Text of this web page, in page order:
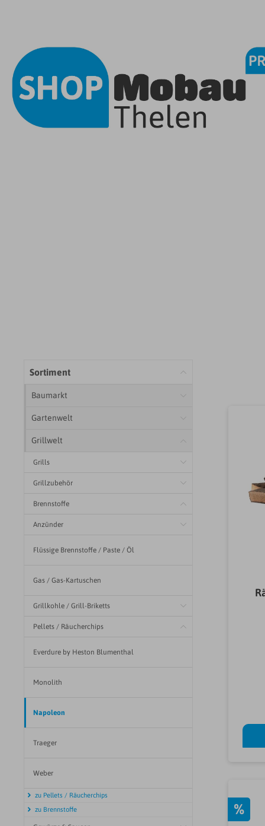
Sortiment
Baumarkt
Gartenwelt
Grillwelt
Grills
Grillzubehör
Brennstoffe
Anzünder
Flüssige Brennstoffe / Paste / Öl
Gas / Gas-Kartuschen
Grillkohle / Grill-Briketts
Pellets / Räucherchips
Everdure by Heston Blumenthal
Monolith
Napoleon
Traeger
Weber
zu Pellets / Räucherchips
zu Brennstoffe
%